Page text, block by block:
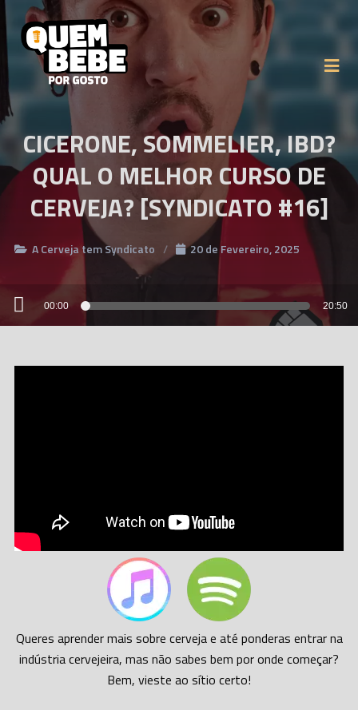
CICERONE, SOMMELIER, IBD?
QUAL O MELHOR CURSO DE
CERVEJA? [SYNDICATO #16]
A Cerveja tem Syndicato 20 de Fevereiro, 2025
Reprodutor
de
00:00 20:50
Queres aprender mais sobre cerveja e até ponderas entrar na
indústria cervejeira, mas não sabes bem por onde começar?
Bem, vieste ao sítio certo!